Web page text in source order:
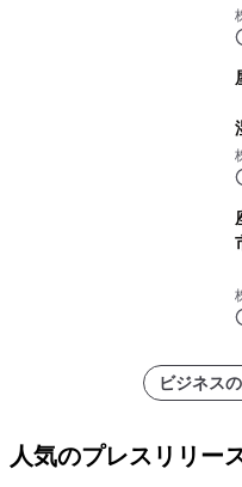
ビジネス
人気のプレスリリー